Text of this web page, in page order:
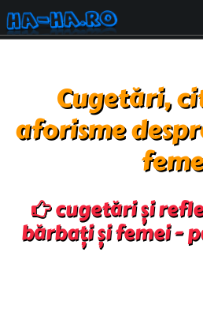
Cugetări,
aforisme
cugetări și
bărbați și femei -